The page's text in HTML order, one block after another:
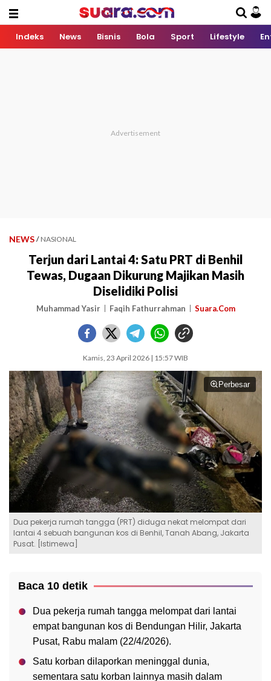
Indeks News Bisnis Bola Sport Lifestyle
NEWS / NASIONAL
Terjun dari Lantai 4: Satu PRT di Benhil
Tewas, Dugaan Dikurung Majikan Masih
Diselidiki Polisi
Muhammad Yasir Faqih Fathurrahman Suara.Com
Kamis, 23 April 2026 | 15:57 WIB
Perbesar
Dua pekerja rumah tangga (PRT) diduga nekat melompat dari
lantai 4 sebuah bangunan kos di Benhil, Tanah Abang, Jakarta
Pusat. [Istimewa]
Baca 10 detik
Dua pekerja rumah tangga melompat dari lantai
empat bangunan kos di Bendungan Hilir, Jakarta
Pusat, Rabu malam (22/4/2026).
Satu korban dilaporkan meninggal dunia,
sementara satu korban lainnya masih dalam